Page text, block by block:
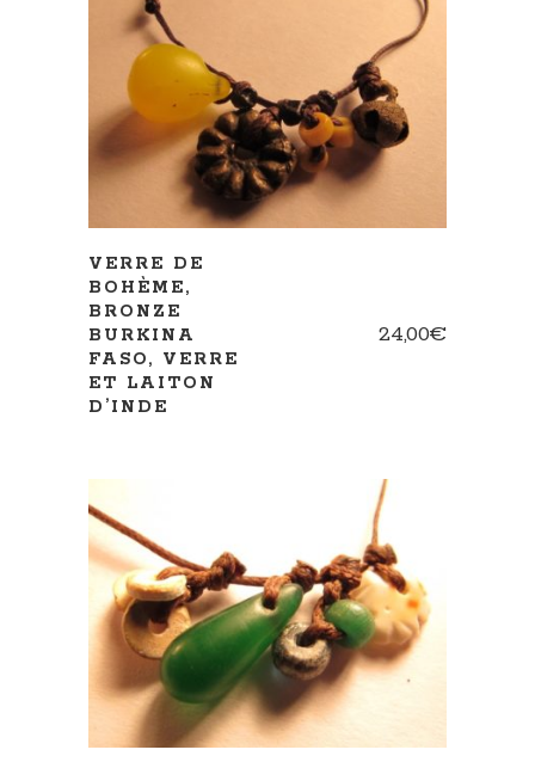
AJOUTER AU PANIER
VERRE DE
BOHÈME,
BRONZE
BURKINA
FASO, VERRE
ET LAITON
D’INDE
24,00€
AJOUTER AU PANIER